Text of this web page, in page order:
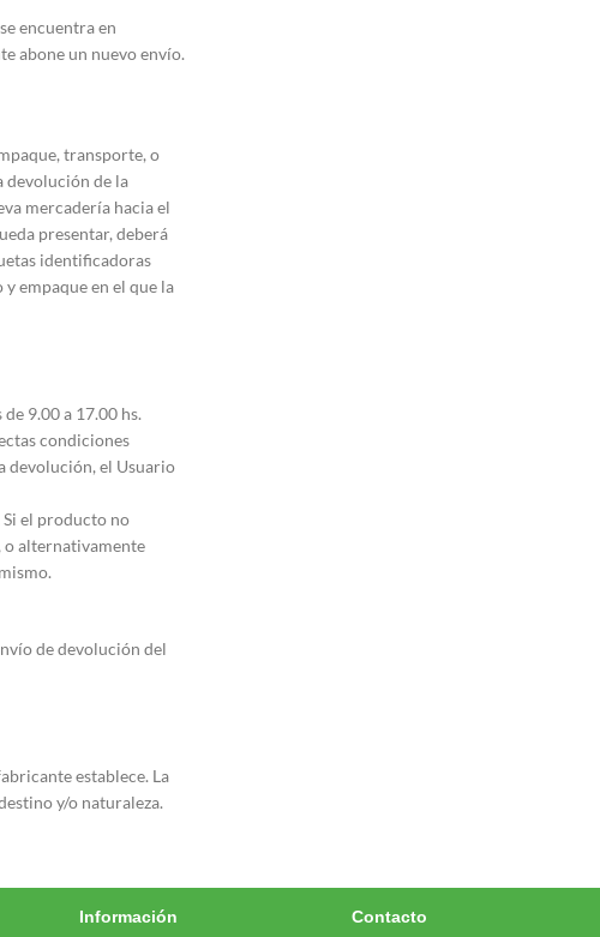
encuentra en
abone un nuevo envío.
transporte, o
devolución de la
mercadería hacia el
presentar, deberá
identificadoras
empaque en el que la
9.00 a 17.00 hs.
condiciones
devolución, el Usuario
Si el producto no
o alternativamente
de devolución del
establece. La
y/o naturaleza.
Información Contacto